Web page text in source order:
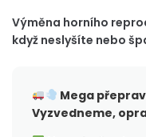
Výměna horního
když neslyšíte nebo
Mega
Vyzvedneme,